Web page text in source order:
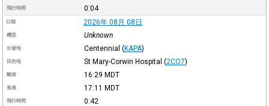
飛行時間 0:04
日期 2026年 08月 08日
機型 Unknown
出發地 Centennial (KAPA)
目的地 St Mary-Corwin Hospital (2CO7)
離港 16:29 MDT
進港 17:11 MDT
飛行時間 0:42